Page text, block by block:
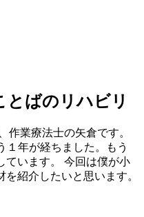
とばのリハビリ
業療法士の矢倉です。
１年が経ちました。もう
ています。 今回は僕が小
紹介したいと思います。